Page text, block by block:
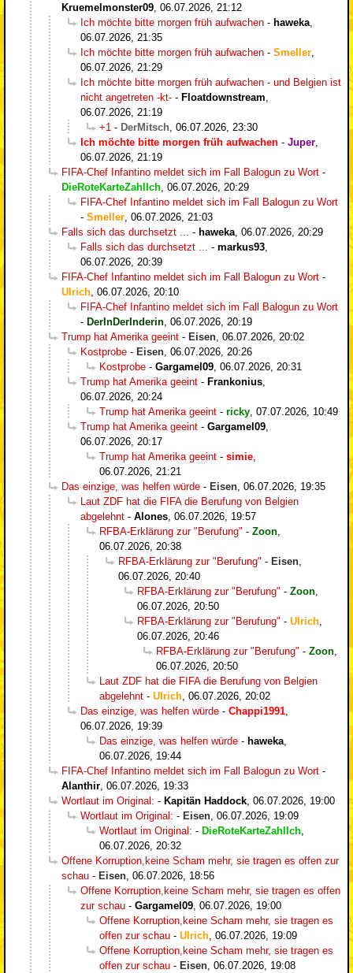
Kruemelmonster09 06.07.2026, 21:12
Ich möchte bitte morgen früh aufwachen - haweka
06.07.2026, 21:35
Ich möchte bitte morgen früh aufwachen - Smeller
06.07.2026, 21:29
Ich möchte bitte morgen früh aufwachen - und Belgien ist
nicht angetreten -kt- - Floatdownstream
06.07.2026, 21:19
+1 - DerMitsch 06.07.2026, 23:30
Ich möchte bitte morgen früh aufwachen - Juper
06.07.2026, 21:19
FIFA-Chef Infantino meldet sich im Fall Balogun zu Wort -
DieRoteKarteZahlIch 06.07.2026, 20:29
FIFA-Chef Infantino meldet sich im Fall Balogun zu Wort
- Smeller 06.07.2026, 21:03
Falls sich das durchsetzt ...
- haweka 06.07.2026, 20:29
Falls sich das durchsetzt ...
- markus93
06.07.2026, 20:39
FIFA-Chef Infantino meldet sich im Fall Balogun zu Wort -
Ulrich 06.07.2026, 20:10
FIFA-Chef Infantino meldet sich im Fall Balogun zu Wort
- DerInDerInderin 06.07.2026, 20:19
Trump hat Amerika geeint - Eisen 06.07.2026, 20:02
Kostprobe - Eisen 06.07.2026, 20:26
Kostprobe - Gargamel09 06.07.2026, 20:31
Trump hat Amerika geeint - Frankonius
06.07.2026, 20:24
Trump hat Amerika geeint - ricky 07.07.2026, 10:49
Trump hat Amerika geeint - Gargamel09
06.07.2026, 20:17
Trump hat Amerika geeint - simie
06.07.2026, 21:21
Das einzige, was helfen würde - Eisen 06.07.2026, 19:35
Laut ZDF hat die FIFA die Berufung von Belgien
abgelehnt - Alones 06.07.2026, 19:57
RFBA-Erklärung zur "Berufung" - Zoon
06.07.2026, 20:38
RFBA-Erklärung zur "Berufung" - Eisen
06.07.2026, 20:40
RFBA-Erklärung zur "Berufung" - Zoon
06.07.2026, 20:50
RFBA-Erklärung zur "Berufung" - Ulrich
06.07.2026, 20:46
RFBA-Erklärung zur "Berufung" - Zoon
06.07.2026, 20:50
Laut ZDF hat die FIFA die Berufung von Belgien
abgelehnt - Ulrich 06.07.2026, 20:02
Das einzige, was helfen würde - Chappi1991
06.07.2026, 19:39
Das einzige, was helfen würde - haweka
06.07.2026, 19:44
FIFA-Chef Infantino meldet sich im Fall Balogun zu Wort -
Alanthir 06.07.2026, 19:33
Wortlaut im Original: - Kapitän Haddock 06.07.2026, 19:00
Wortlaut im Original: - Eisen 06.07.2026, 19:09
Wortlaut im Original: - DieRoteKarteZahlIch
06.07.2026, 20:32
Offene Korruption,keine Scham mehr, sie tragen es offen zur
schau - Eisen 06.07.2026, 18:56
Offene Korruption,keine Scham mehr, sie tragen es offen
zur schau - Gargamel09 06.07.2026, 19:00
Offene Korruption,keine Scham mehr, sie tragen es
offen zur schau - Ulrich 06.07.2026, 19:09
Offene Korruption,keine Scham mehr, sie tragen es
offen zur schau - Eisen 06.07.2026, 19:08